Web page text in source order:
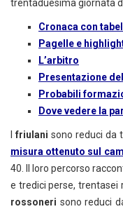
trentaduesima giornata
Cronaca con
Pagelle e
L’arbitro
Presentazione
Probabili
Dove vedere la
friulani sono reduci da
misura ottenuto sul
40. Il loro percorso
e tredici perse, trentasei
rossoneri sono reduci